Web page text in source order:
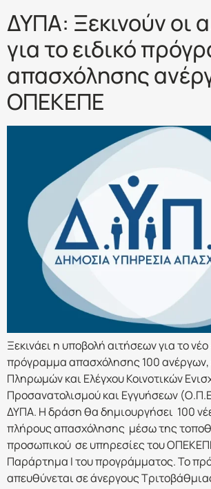
ΔΥΠΑ: Ξεκινούν οι
για το ειδικό
απασχόλησης
ΟΠΕΚΕΠΕ
Ξεκινάει η υποβολή αιτήσεων για το νέο
πρόγραμμα απασχόλησης 100
Πληρωμών και Ελέγχου Κοινοτικών
Προσανατολισμού και Εγγυήσεων
ΔΥΠΑ. Η δράση θα δημιουργήσει 100
πλήρους απασχόλησης μέσω της
προσωπικού σε υπηρεσίες του
Παράρτημα Ι του προγράμματος. Το
απευθύνεται σε άνεργους